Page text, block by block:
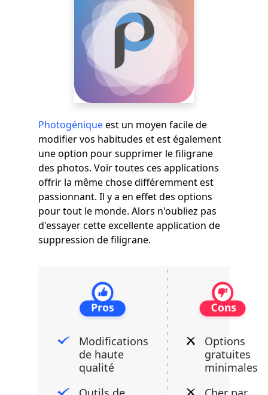
Photogéniqueest un moyen facile de
modifier vos habitudes et est également
une option pour supprimer le filigrane
des photos. Voir toutes ces applications
offrir la même chose différemment est
passionnant. Il y a en effet des options
pour tout le monde. Alors n'oubliez pas
d'essayer cette excellente application de
suppression de filigrane.
Modifications
de haute
qualité
Options
gratuites
minimales